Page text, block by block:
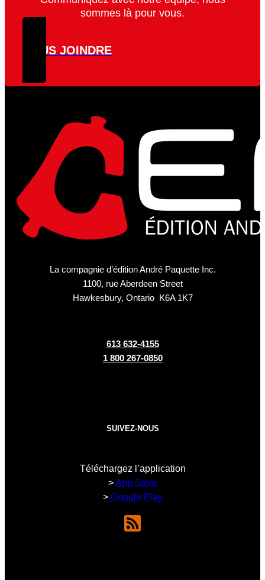
sommes là pour vous.
NOUS JOINDRE
La compagnie d’édition André Paquette Inc.
1100, rue Aberdeen Street
Hawkesbury, Ontario K6A 1K7
613 632-4155
1 800 267-0850
SUIVEZ-NOUS
Téléchargez l’application
>App Store
> Google Play